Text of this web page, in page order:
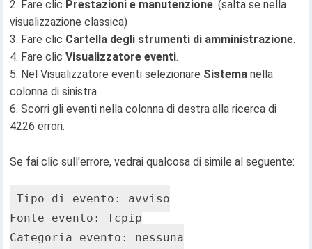
2. Fare clic Prestazioni e manutenzione. (salta se nella
visualizzazione classica)
3. Fare clic Cartella degli strumenti di amministrazione.
4. Fare clicVisualizzatore eventi.
5. Nel Visualizzatore eventi selezionare Sistema nella
colonna di sinistra
6. Scorri gli eventi nella colonna di destra alla ricerca di
4226 errori.
Se fai clic sull'errore, vedrai qualcosa di simile al seguente:
Tipo di evento: avviso
Fonte evento: Tcpip
Categoria evento: nessuna